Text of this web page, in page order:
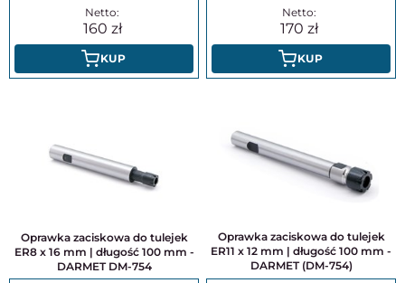
160
KUP
170
KUP
Oprawka zaciskowa do tulejek
ER8 x 16 mm | długość 100 mm -
DARMET DM-754
Oprawka zaciskowa do tulejek
ER11 x 12 mm | długość 100 mm -
DARMET (DM-754)